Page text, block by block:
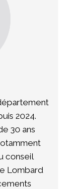
2024.
30 ans
conseil
Lombard